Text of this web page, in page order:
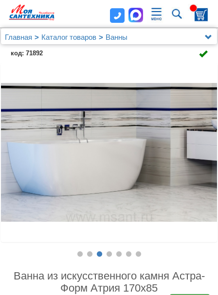
Главная Каталог товаров
Ванны
Из искусственного камня
Ванна из искусственного камня Астра-Форм Атрия
код: 71892
Ванна из искусственного камня Астра-
Форм Атрия 170x85